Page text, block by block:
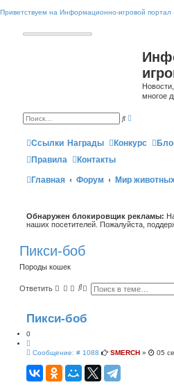
Приветствуем на Информационно-игровой портал
многое
П
с
к и
н
ы
и
с
Ссылки Награды Конкурс
Правила
Контакты
Главная
Форум Мир
Обнаружен блокировщик рекламы:
наших посетителей. Пожалуйста,
Пикси-боб
Породы кошек
Ответить
П
к
Р
н
й
п
Пикси-боб
0
и
а
т
Сообщение: # 1088 С
о
SMERCH » 05